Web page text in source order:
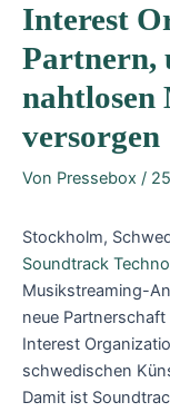
Interest
Partnern,
nahtlosen
versorgen
Von Pressebox /
Stockholm,
Soundtrack
Musikstreaming-
neue Partnerschaft
Interest
schwedischen
Damit ist